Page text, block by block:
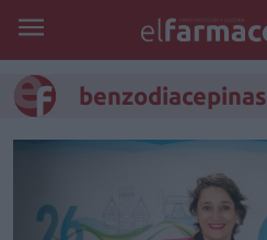
benzodiacepinas